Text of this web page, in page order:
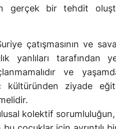
gerçek bir tehdit
çatışmasının ve
yanlıları tarafından
ve
ziyade
kolektif